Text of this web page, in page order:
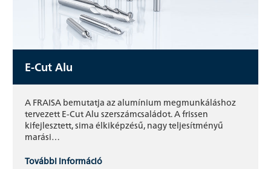
E-Cut Alu
A FRAISA bemutatja az alumínium megmunkáláshoz
tervezett E-Cut Alu szerszámcsaládot. A frissen
kifejlesztett, sima élkiképzésű, nagy teljesítményű
marási…
További információ